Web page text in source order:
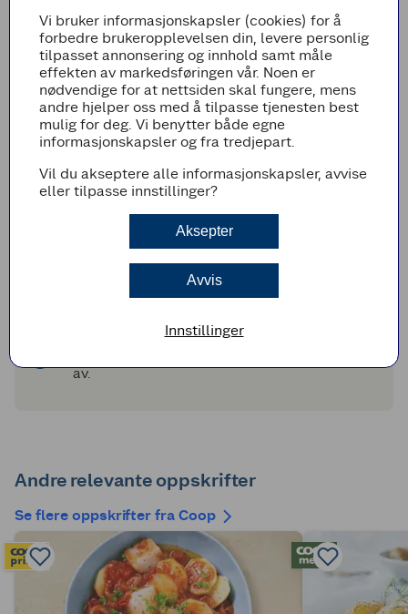
400
400 torsk (i terninger)
Legg til i handleliste
Fremgangsmetode
Begynn med å koke jasminris etter anvisning
på pakken.
Mens risen koker, tømmer du posen med
kyllinggryte i en kasserolle. Tilsett vann og
fløte, og kok opp under omrøring.
Tilsett gulrøtter og grønnkål, og la det koke i
5 minutter. Smak til med Sriracha.
svak varme under lokk i 5-6 minutter.
av.
Andre relevante oppskrifter
Se flere oppskrifter fra Coop
Vi bruker informasjonskapsler (cookies) for å
forbedre brukeropplevelsen din, levere personlig
tilpasset annonsering og innhold samt måle
effekten av markedsføringen vår. Noen er
nødvendige for at nettsiden skal fungere, mens
andre hjelper oss med å tilpasse tjenesten best
mulig for deg. Vi benytter både egne
informasjonskapsler og fra tredjepart.
Vil du akseptere alle informasjonskapsler, avvise
eller tilpasse innstillinger?
Aksepter
Avvis
Innstillinger